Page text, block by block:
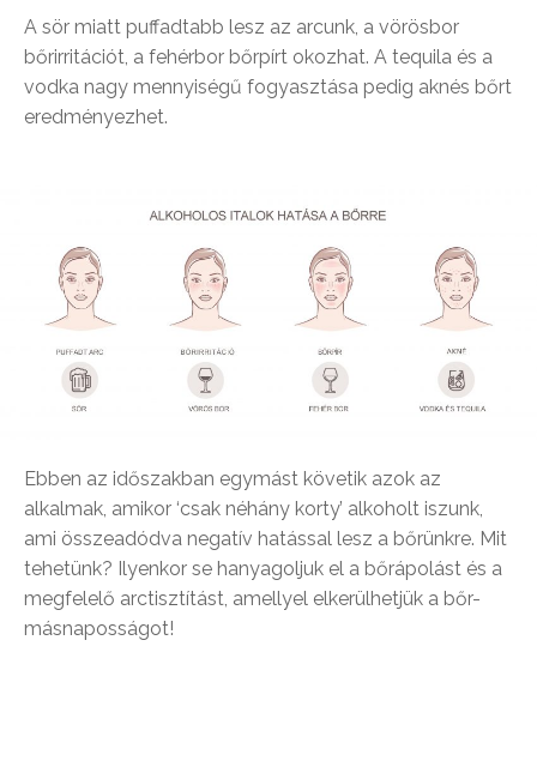
A sör miatt puffadtabb lesz az arcunk, a vörösbor
bőrirritációt, a fehérbor bőrpírt okozhat. A tequila és a
vodka nagy mennyiségű fogyasztása pedig aknés bőrt
eredményezhet.
Ebben az időszakban egymást követik azok az
alkalmak, amikor ‘csak néhány korty’ alkoholt iszunk,
ami összeadódva negatív hatással lesz a bőrünkre. Mit
tehetünk? Ilyenkor se hanyagoljuk el a bőrápolást és a
megfelelő arctisztítást, amellyel elkerülhetjük a bőr-
másnaposságot!